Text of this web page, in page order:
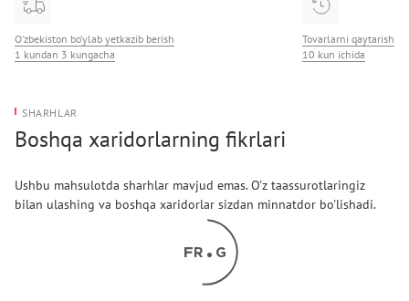
O‘zbekiston bo‘ylab yetkazib berish
1 kundan 3 kungacha
Tovarlarni qaytarish
10 kun ichida
SHARHLAR
Boshqa xaridorlarning fikrlari
Ushbu mahsulotda sharhlar mavjud emas. O'z taassurotlaringiz
bilan ulashing va boshqa xaridorlar sizdan minnatdor bo'lishadi.